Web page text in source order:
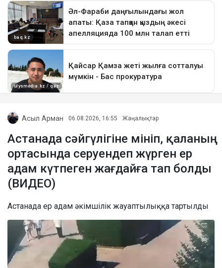
Асыл Арман 06.08.2026, 16:55 Жаңалықтар
Астанада сәйгүлігіне мініп, қаланың
ортасында серуендеп жүрген ер
адам күтпеген жағдайға тап болды
(ВИДЕО)
Астанада ер адам әкімшілік жауаптылыққа тартылды